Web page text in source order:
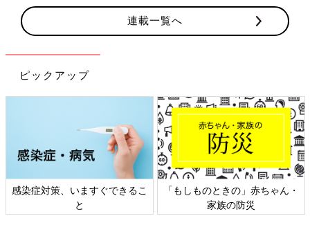
連載一覧へ
ピックアップ
日本外来小児科学会リーフレッ
ト検討会
六星占術 細木かおりさんの人生
相談